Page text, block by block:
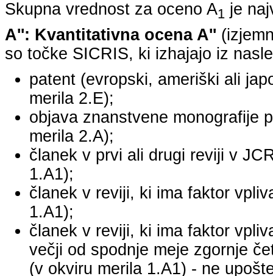
Skupna vrednost za oceno A1 je
A'': Kvantitativna ocena A''
so točke SICRIS, ki izhajajo iz
patent (evropski, ameriški ali
merila 2.E);
objava znanstvene monografije
merila 2.A);
članek v prvi ali drugi reviji v
1.A1);
članek v reviji, ki ima faktor
1.A1);
članek v reviji, ki ima faktor
večji od spodnje meje zgornje
(v okviru merila 1.A1) - ne